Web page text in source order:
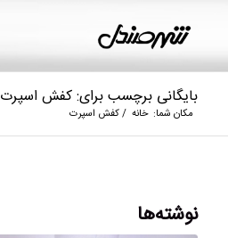
بایگانی برچسب برای: کفش اسپرت
مکان شما: خانه /کفش اسپرت
نوشته‌ها